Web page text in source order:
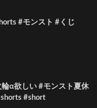
#モンスト #くじ
α欲しい #モンスト夏休
#short